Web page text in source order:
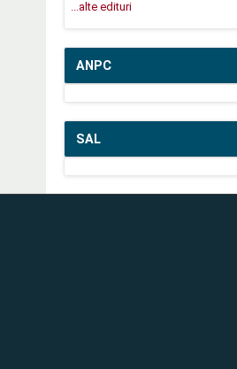
...alte edituri
ANPC
SAL